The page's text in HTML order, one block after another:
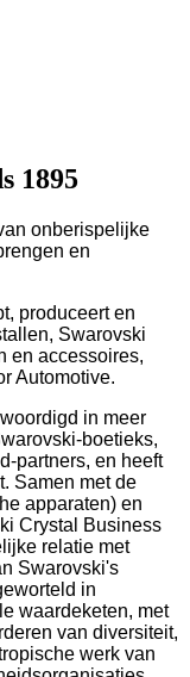
1895
onberispelijke
en
produceert en
Swarovski
en accessoires,
Automotive.
in meer
boetieks,
partners, en heeft
Samen met de
apparaten) en
Crystal Business
relatie met
Swarovski's
in
waardeketen, met
van diversiteit,
werk van